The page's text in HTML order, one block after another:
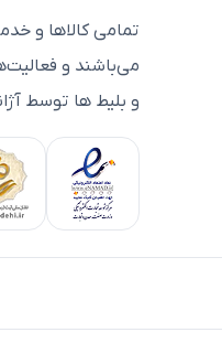
تمامی كالاها و
می‌باشند و
و بلیط ها توسط